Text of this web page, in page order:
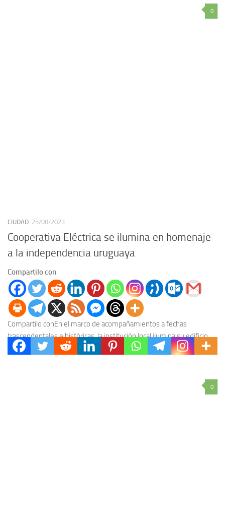
0
CIUDAD 25/08/2023
Cooperativa Eléctrica se ilumina en homenaje
a la independencia uruguaya
Compartilo con
Compartilo conEn el marco de acompañamientos a fechas
trascendentales e históricas, la institución local ilumina su edificio
central en homenaje a la independencia del hermano...
0